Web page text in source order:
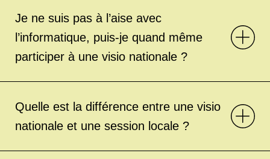
Je ne suis pas à l’aise avec
l’informatique, puis-je quand même
participer à une visio nationale ?
Quelle est la différence entre une visio
nationale et une session locale ?